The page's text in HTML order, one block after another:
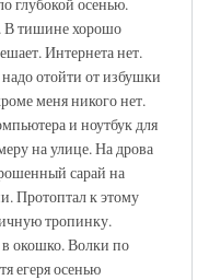
В тишине хорошо
Интернета нет.
отойти от избушки
меня никого нет.
и ноутбук для
на улице. На дрова
сарай на
Протоптал к этому
тропинку.
окошко. Волки по
егеря осенью